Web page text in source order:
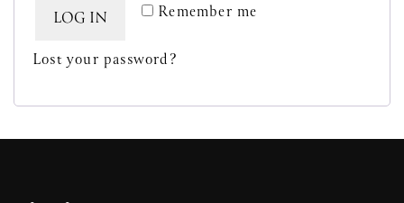
Remember me
LOG IN
Lost your password?